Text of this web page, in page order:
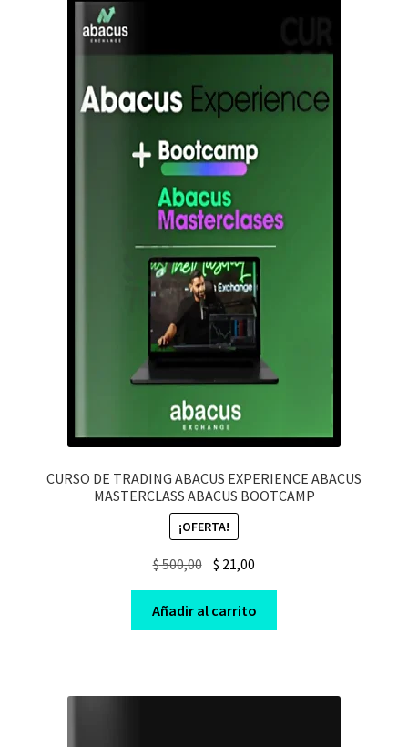
CURSO DE TRADING ABACUS EXPERIENCE ABACUS
MASTERCLASS ABACUS BOOTCAMP
¡OFERTA!
$500,00 Original
was:
$ 500,00.
$ 21,00
is:
$ 21,00.
Añadir al carrito